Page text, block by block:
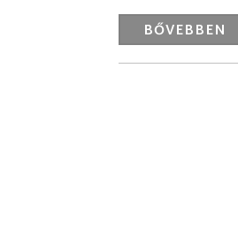
BŐVEBBEN